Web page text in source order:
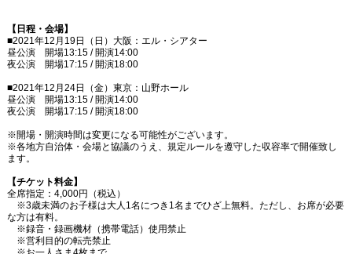
【日程・会場】
■2021年12月19日（日）大阪：エル・シアター
昼公演 開場13:15 / 開演14:00
夜公演 開場17:15 / 開演18:00
■2021年12月24日（金）東京：山野ホール
昼公演 開場13:15 / 開演14:00
夜公演 開場17:15 / 開演18:00
※開場・開演時間は変更になる可能性がございます。
※各地方自治体・会場と協議のうえ、規定ルールを遵守した収容率で開催致し
ます。
【チケット料金】
全席指定：4,000円（税込）
※3歳未満のお子様は大人1名につき1名までひざ上無料。ただし、お席が必要
な方は有料。
※録音・録画機材（携帯電話）使用禁止
※営利目的の転売禁止